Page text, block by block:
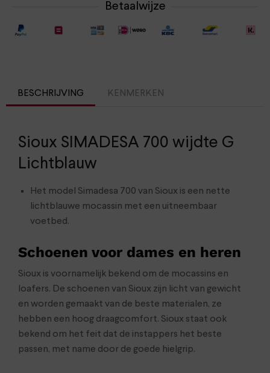
Betaalwijze
BESCHRIJVING KENMERKEN
Sioux SIMADESA 700 wijdte G
Lichtblauw
Het model Simadesa 700 van Sioux is een nette
lichtblauwe mocassin met een uitneembaar
voetbed.
Schoenen voor dames en heren
Sioux is voornamelijk bekend om de mocassins en
loafers. De schoenen van Sioux zijn licht van gewicht
en worden gemaakt van de beste materialen, ze
hebben een hoog draagcomfort. Sioux staat ook
bekend om het feit dat de instappers het beste
passen, met name door de goede hielgrip.